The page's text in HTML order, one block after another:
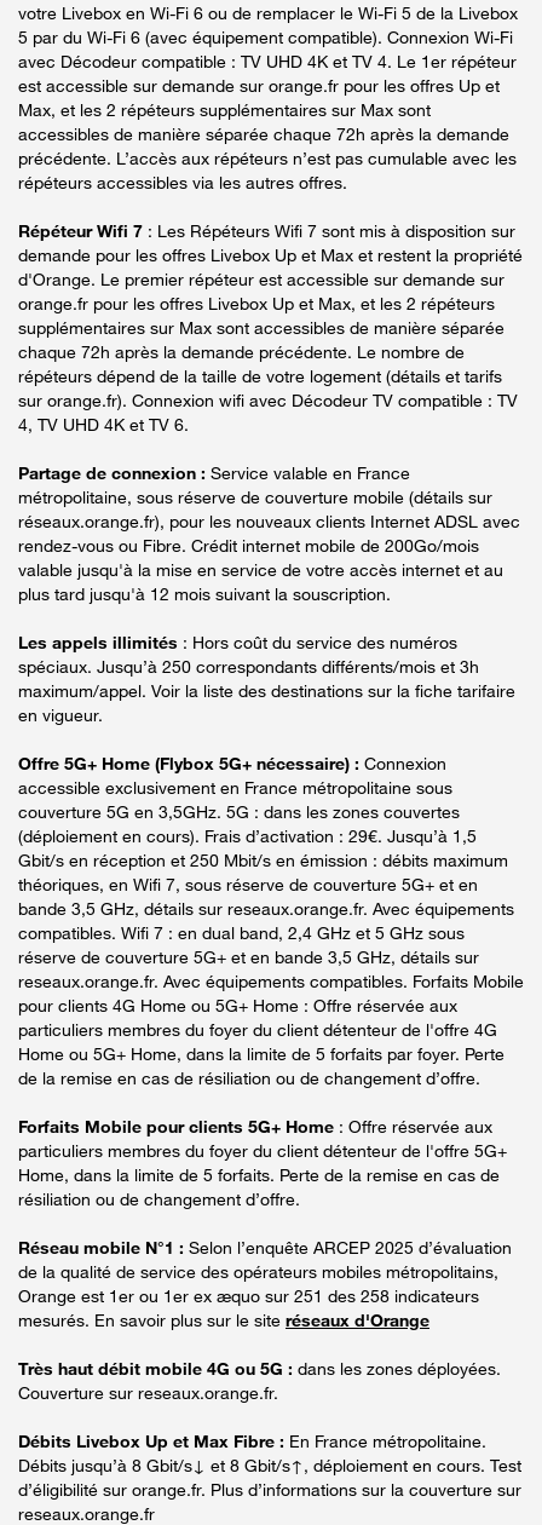
votre Livebox en Wi-Fi 6 ou de remplacer le Wi-Fi 5 de la Livebox
5 par du Wi-Fi 6 (avec équipement compatible). Connexion Wi-Fi
avec Décodeur compatible : TV UHD 4K et TV 4. Le 1er répéteur
est accessible sur demande sur orange.fr pour les offres Up et
Max, et les 2 répéteurs supplémentaires sur Max sont
accessibles de manière séparée chaque 72h après la demande
précédente. L’accès aux répéteurs n’est pas cumulable avec les
répéteurs accessibles via les autres offres.
Répéteur Wifi 7 : Les Répéteurs Wifi 7 sont mis à disposition sur
demande pour les offres Livebox Up et Max et restent la propriété
d'Orange. Le premier répéteur est accessible sur demande sur
orange.fr pour les offres Livebox Up et Max, et les 2 répéteurs
supplémentaires sur Max sont accessibles de manière séparée
chaque 72h après la demande précédente. Le nombre de
répéteurs dépend de la taille de votre logement (détails et tarifs
sur orange.fr). Connexion wifi avec Décodeur TV compatible : TV
4, TV UHD 4K et TV 6.
Partage de connexion : Service valable en France
métropolitaine, sous réserve de couverture mobile (détails sur
réseaux.orange.fr), pour les nouveaux clients Internet ADSL avec
rendez-vous ou Fibre. Crédit internet mobile de 200Go/mois
valable jusqu'à la mise en service de votre accès internet et au
plus tard jusqu'à 12 mois suivant la souscription.
Les appels illimités : Hors coût du service des numéros
spéciaux. Jusqu’à 250 correspondants différents/mois et 3h
maximum/appel. Voir la liste des destinations sur la fiche tarifaire
en vigueur.
Offre 5G+ Home (Flybox 5G+ nécessaire) : Connexion
accessible exclusivement en France métropolitaine sous
couverture 5G en 3,5GHz. 5G : dans les zones couvertes
(déploiement en cours). Frais d’activation : 29€. Jusqu’à 1,5
Gbit/s en réception et 250 Mbit/s en émission : débits maximum
théoriques, en Wifi 7, sous réserve de couverture 5G+ et en
bande 3,5 GHz, détails sur reseaux.orange.fr. Avec équipements
compatibles. Wifi 7 : en dual band, 2,4 GHz et 5 GHz sous
réserve de couverture 5G+ et en bande 3,5 GHz, détails sur
reseaux.orange.fr. Avec équipements compatibles. Forfaits Mobile
pour clients 4G Home ou 5G+ Home : Offre réservée aux
particuliers membres du foyer du client détenteur de l'offre 4G
Home ou 5G+ Home, dans la limite de 5 forfaits par foyer. Perte
de la remise en cas de résiliation ou de changement d’offre.
Forfaits Mobile pour clients 5G+ Home : Offre réservée aux
particuliers membres du foyer du client détenteur de l'offre 5G+
Home, dans la limite de 5 forfaits. Perte de la remise en cas de
résiliation ou de changement d’offre.
Réseau mobile N°1 : Selon l’enquête ARCEP 2025 d’évaluation
de la qualité de service des opérateurs mobiles métropolitains,
Orange est 1er ou 1er ex æquo sur 251 des 258 indicateurs
mesurés. En savoir plus sur le site réseaux d'Orange
Très haut débit mobile 4G ou 5G : dans les zones déployées.
Couverture sur reseaux.orange.fr.
Débits Livebox Up et Max Fibre : En France métropolitaine.
Débits jusqu’à 8 Gbit/s↓ et 8 Gbit/s↑, déploiement en cours. Test
d’éligibilité sur orange.fr. Plus d’informations sur la couverture sur
reseaux.orange.fr